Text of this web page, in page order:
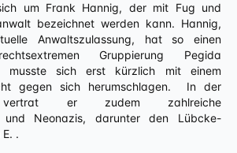
um Frank Hannig, der mit Fug und
bezeichnet werden kann. Hannig,
Anwaltszulassung, hat so einen
Gruppierung Pegida
musste sich erst kürzlich mit einem
gegen sich herumschlagen. In der
vertrat er zudem zahlreiche
und Neonazis, darunter den Lübcke-
.